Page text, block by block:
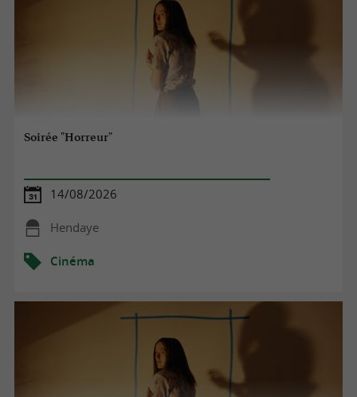
Soirée "Horreur"
14/08/2026
Hendaye
Cinéma